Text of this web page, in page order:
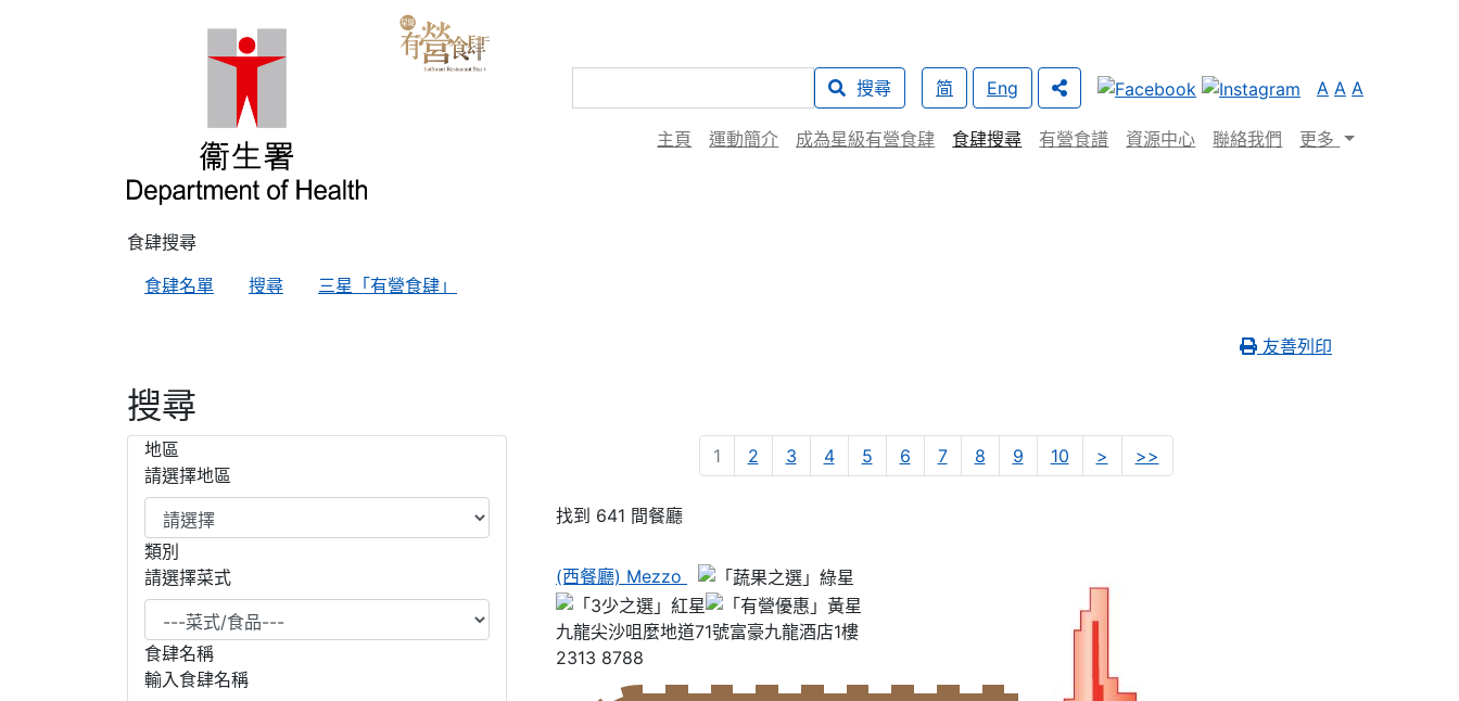
搜尋 简 Eng A A A
主頁 運動簡介 成為星級有營食肆 食肆搜尋 有營食譜 資源中心 聯絡我們 更多
食肆搜尋
食肆名單
搜尋 三星「有營食肆」
友善列印
搜尋
地區
請選擇地區
類別
請選擇菜式
食肆名稱
輸入食肆名稱
1 2 3 4 5 6 7 8 9 10 > Next>>
找到 641 間餐廳
(西餐廳) Mezzo
九龍尖沙咀麼地道71號富豪九龍酒店1樓
2313 8788